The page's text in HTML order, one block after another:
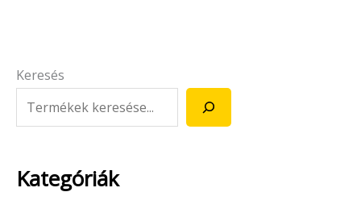
Keresés
Kategóriák